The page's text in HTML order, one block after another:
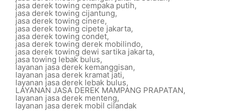
jasa derek towing cempaka putih,
jasa derek towing cijantung,
jasa derek towing cinere,
jasa derek towing cipete jakarta,
jasa derek towing condet,
jasa derek towing derek mobilindo,
jasa derek towing dewi sartika jakarta,
jasa towing lebak bulus,
layanan jasa derek kemanggisan,
layanan jasa derek kramat jati,
layanan jasa derek lebak bulus,
LAYANAN JASA DEREK MAMPANG PRAPATAN,
layanan jasa derek menteng,
layanan jasa derek mobil cilandak